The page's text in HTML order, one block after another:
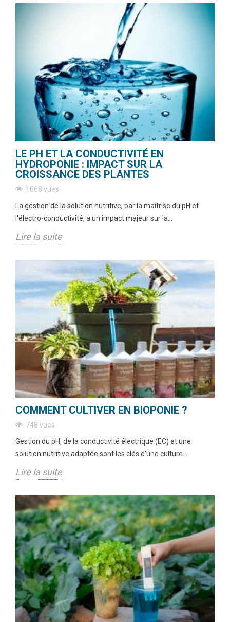
LE PH ET LA CONDUCTIVITÉ EN
HYDROPONIE : IMPACT SUR LA
CROISSANCE DES PLANTES
1068 vues
La gestion de la solution nutritive, par la maîtrise du pH et
l'électro-conductivité, a un impact majeur sur la...
Lire la suite
COMMENT CULTIVER EN BIOPONIE ?
748 vues
Gestion du pH, de la conductivité électrique (EC) et une
solution nutritive adaptée sont les clés d'une culture...
Lire la suite